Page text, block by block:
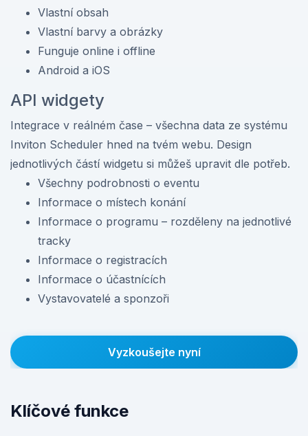
Vlastní obsah
Vlastní barvy a obrázky
Funguje online i offline
Android a iOS
API widgety
Integrace v reálném čase – všechna data ze systému
Inviton Scheduler hned na tvém webu. Design
jednotlivých částí widgetu si můžeš upravit dle potřeb.
Všechny podrobnosti o eventu
Informace o místech konání
Informace o programu – rozděleny na jednotlivé
tracky
Informace o registracích
Informace o účastnících
Vystavovatelé a sponzoři
Vyzkoušejte nyní
Klíčové funkce